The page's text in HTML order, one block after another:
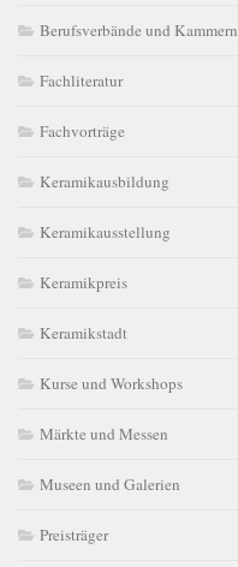
Berufsverbände und Kammern
Fachliteratur
Fachvorträge
Keramikausbildung
Keramikausstellung
Keramikpreis
Keramikstadt
Kurse und Workshops
Märkte und Messen
Museen und Galerien
Preisträger